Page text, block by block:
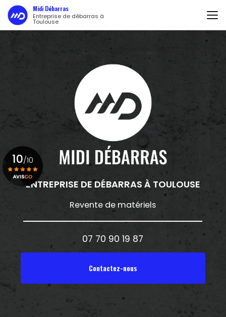
Aller
au
contenu
principal
Midi Débarras
Entreprise de débarras à
Toulouse
ENTREPRISE DE DÉBARRAS À TOULOUSE
Revente de matériels
07 70 90 19 87
Contactez-nous
10/10